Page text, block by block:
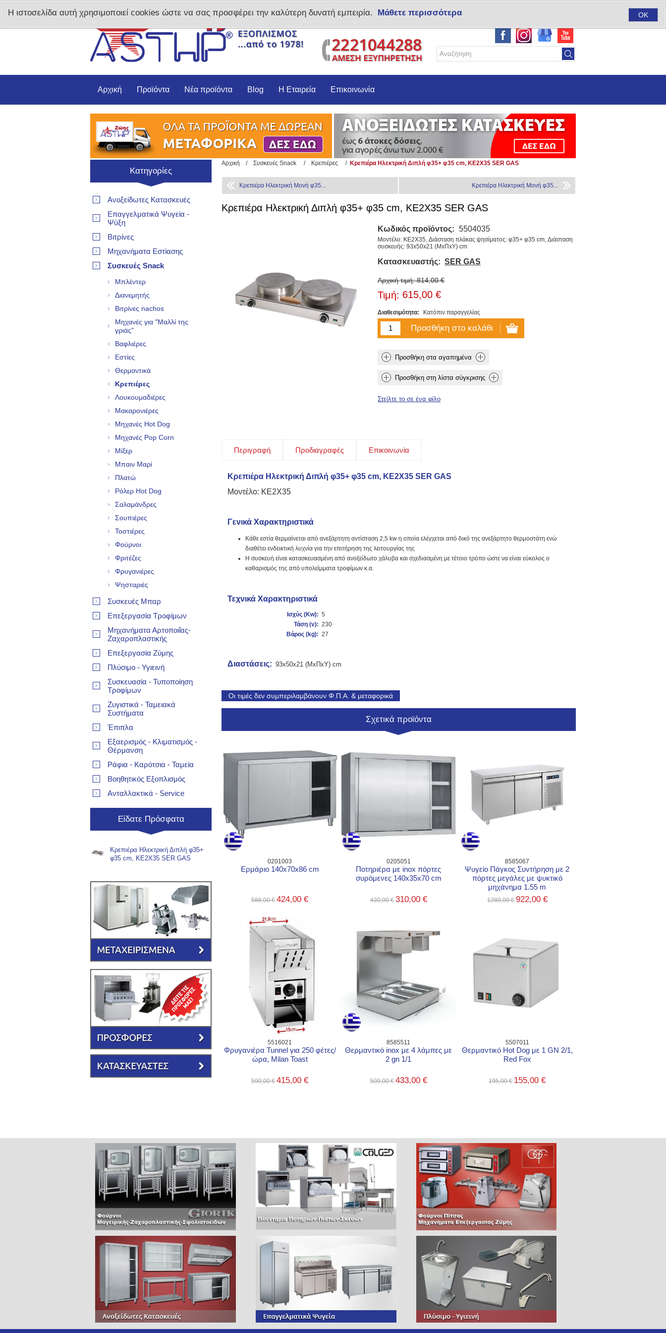
Δημιoυργία λογαριασμού Σύνδεση
Αρχική Προϊόντα Νέα προϊόντα Blog Η Εταιρεία Επικοινωνία
Αρχική / Συσκευές Snack / Κρεπιέρες / Κρεπιέρα Ηλεκτρική Διπλή φ35+ φ35 cm, KE2X35 SER GAS
Κρεπιέρα Ηλεκτρική Μονή φ35... Κρεπιέρα Ηλεκτρική Μονή φ35...
Κρεπιέρα Ηλεκτρική Διπλή φ35+ φ35 cm, KE2X35 SER GAS
Κωδικός προϊόντος: 5504035
Μοντέλο: KE2X35, Διάσταση πλάκας ψησίματος: φ35+ φ35 cm, Διάσταση
συσκευής: 93x50x21 (ΜxΠxΥ) cm
Κατασκευαστής: SER GAS
Αρχική τιμή: 814,00 €
Τιμή: 615,00 €
Διαθεσιμότητα: Κατόπιν παραγγελίας
Περιγραφή Προδιαγραφές Επικοινωνία
Κρεπιέρα Ηλεκτρική Διπλή φ35+ φ35 cm, KE2X35 SER GAS
Μοντέλο: KE2X35
Γενικά Χαρακτηριστικά
Κάθε εστία θερμαίνεται από ανεξάρτητη αντίσταση 2,5 kw η οποία ελέγχεται από δικό της ανεξάρτητο θερμοστάτη ενώ
διαθέτει ενδεικτική λυχνία για την επιτήρηση της λειτουργίας της
Η συσκευή είναι κατασκευασμένη από ανοξείδωτο χάλυβα και σχεδιασμένη με τέτοιο τρόπο ώστε να είναι εύκολος ο
καθαρισμός της από υπολείμματα τροφίμων κ.α.
Τεχνικά Χαρακτηριστικά
Ισχύς (Kw): 5
Τάση (v): 230
Βάρος (kg): 27
Διαστάσεις: 93x50x21 (ΜxΠxΥ) cm
Οι τιμές δεν συμπεριλαμβάνουν Φ.Π.Α. & μεταφορικά
Σχετικά προϊόντα
0201003
Ερμάριο 140x70x86 cm
588,00 € 424,00 €
0205051
Ποτηριέρα με inox πόρτες
συρόμενες 140x35x70 cm
430,00 € 310,00 €
8585067
Ψυγείο Πάγκος Συντήρηση με 2
πόρτες μεγάλες με ψυκτικό
μηχάνημα 1.55 m
1280,00 € 922,00 €
5516021
Φρυγανιέρα Tunnel για 250 φέτες/
ώρα, Milan Toast
590,00 € 415,00 €
8585511
Θερμαντικό inox με 4 λάμπες με
2 gn 1/1
509,00 € 433,00 €
5507011
Θερμαντικό Hot Dog με 1 GN 2/1,
Red Fox
195,00 € 155,00 €
Κατηγορίες
Ανοξείδωτες Κατασκευές
Επαγγελματικά Ψυγεία -
Ψύξη
Βιτρίνες
Μηχανήματα Εστίασης
Συσκευές Snack
Μπλέντερ
Διανεμητής
Βιτρίνες nachos
Μηχανές για "Μαλλί της
γριάς"
Βαφλιέρες
Εστίες
Θερμαντικά
Κρεπιέρες
Λουκουμαδιέρες
Μακαρονιέρες
Μηχανές Hot Dog
Μηχανές Pop Corn
Μίξερ
Μπαιν Μαρί
Πλατώ
Ρόλερ Hot Dog
Σαλαμάνδρες
Σουπιέρες
Τοστιέρες
Φούρνοι
Φριτέζες
Φρυγανιέρες
Ψησταριές
Συσκευές Μπαρ
Επεξεργασία Τροφίμων
Μηχανήματα Αρτοποιΐας-
Ζαχαροπλαστικής
Επεξεργασία Ζύμης
Πλύσιμο - Υγιεινή
Συσκευασία - Τυποποίηση
Τροφίμων
Ζυγιστικά - Ταμειακά
Συστήματα
Έπιπλα
Εξαερισμός - Κλιματισμός -
Θέρμανση
Ράφια - Καρότσια - Ταμεία
Βοηθητικός Εξοπλισμός
Ανταλλακτικά - Service
Είδατε Πρόσφατα
Κρεπιέρα Ηλεκτρική Διπλή φ35+
φ35 cm, KE2X35 SER GAS
Η ιστοσελίδα αυτή χρησιμοποιεί cookies ώστε να σας προσφέρει την καλύτερη δυνατή εμπειρία. OK
Μάθετε περισσότερα